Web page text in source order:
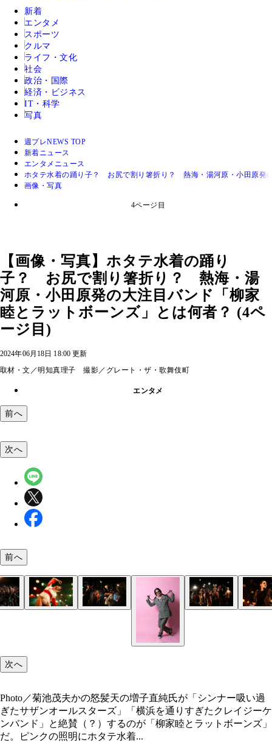
新着
エンタメ
スポーツ
クルマ
ライフ・文化
社会
政治・国際
経済・ビジネス
IT・科学
写真
週プレNEWS TOP
新着ニュース
エンタメニュース
ホタテ水着の踊り子？ お尻で割り箸折り？ 熱海・湯河原・小田原発
画像・写真
4ページ目
【画像・写真】ホタテ水着の踊り
子？ お尻で割り箸折り？ 熱海・湯
河原・小田原発の大注目バンド「柳家
睦とラットボーンズ」とは何者？ (4ペ
ージ目)
2024年06月18日 18:00 更新
取材・文／明知真理子 撮影／グレート・ザ・歌舞伎町
エンタメ
前へ
大盛況だった2024年4月4日のクラブクアトロでの
より（Photo／菊池茂夫）
大盛況だった2024年4月4日のクラブクアトロでの
より（Photo／菊池茂夫）
大盛況だった2024年4月4日のクラブクアトロでの
より（Photo／菊池茂夫）
2024年4月4日クラブクアトロライブより（Photo／
2024年4月4日クラブクアトロライブより（Photo／
2024年4月4日クラブクアトロライブより（Photo／
次へ
前へ
次へ
Photo／菊池茂夫かの怒髪天の増子直純氏が「シンナー吸い過
ぎたサザンオールスターズ」「横浜を通りすぎたクレイジーケ
ンバンド」と絶賛（？）するのが「柳家睦とラットボーンズ」
だ。ピンクの照明にホタテ水着...